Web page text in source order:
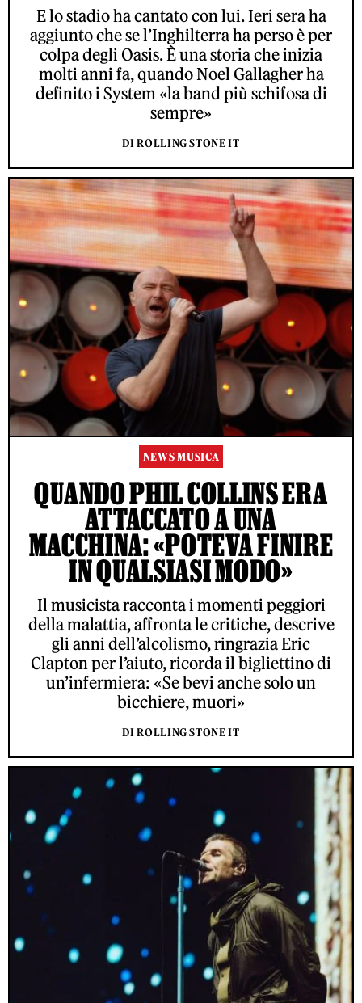
E lo stadio ha cantato con lui. Ieri sera ha
aggiunto che se l’Inghilterra ha perso è per
colpa degli Oasis. È una storia che inizia
molti anni fa, quando Noel Gallagher ha
definito i System «la band più schifosa di
sempre»
DI ROLLING STONE IT
NEWS MUSICA
QUANDO PHIL COLLINS ERA
ATTACCATO A UNA
MACCHINA: «POTEVA FINIRE
IN QUALSIASI MODO»
Il musicista racconta i momenti peggiori
della malattia, affronta le critiche, descrive
gli anni dell’alcolismo, ringrazia Eric
Clapton per l’aiuto, ricorda il bigliettino di
un’infermiera: «Se bevi anche solo un
bicchiere, muori»
DI ROLLING STONE IT